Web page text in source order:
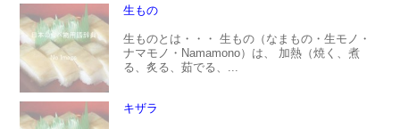
生もの
生ものとは・・・ 生もの（なまもの・生モノ・
ナマモノ・Namamono）は、 加熱（焼く、煮
る、炙る、茹でる、...
キザラ